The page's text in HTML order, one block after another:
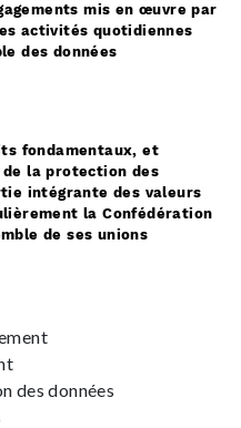
mis en œuvre par
activités quotidiennes
des données
fondamentaux, et
la protection des
intégrante des valeurs
la Confédération
de ses unions
des données